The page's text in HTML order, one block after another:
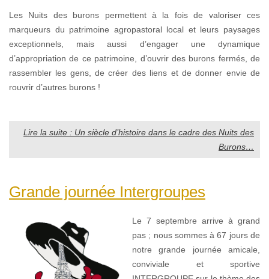
Les Nuits des burons permettent à la fois de valoriser ces
marqueurs du patrimoine agropastoral local et leurs paysages
exceptionnels, mais aussi d’engager une dynamique
d’appropriation de ce patrimoine, d’ouvrir des burons fermés, de
rassembler les gens, de créer des liens et de donner envie de
rouvrir d’autres burons !
Lire la suite : Un siècle d’histoire dans le cadre des Nuits des
Burons…
Grande journée Intergroupes
Le 7 septembre arrive à grand
pas ; nous sommes à 67 jours de
notre grande journée amicale,
conviviale et sportive